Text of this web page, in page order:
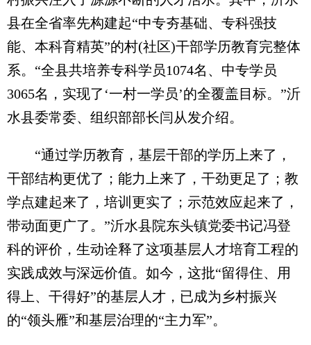
县在全省率先构建起“中专夯基础、专科强技
能、本科育精英”的村(社区)干部学历教育完整体
系。“全县共培养专科学员1074名、中专学员
3065名，实现了‘一村一学员’的全覆盖目标。”沂
水县委常委、组织部部长闫从发介绍。
“通过学历教育，基层干部的学历上来了，
干部结构更优了；能力上来了，干劲更足了；教
学点建起来了，培训更实了；示范效应起来了，
带动面更广了。”沂水县院东头镇党委书记冯登
科的评价，生动诠释了这项基层人才培育工程的
实践成效与深远价值。如今，这批“留得住、用
得上、干得好”的基层人才，已成为乡村振兴
的“领头雁”和基层治理的“主力军”。